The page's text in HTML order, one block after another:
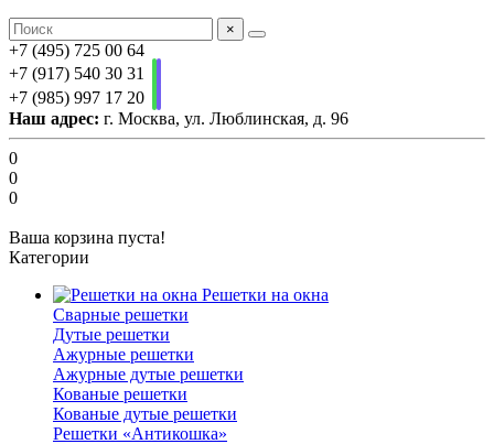
×
+7 (495) 725 00 64
+7 (917) 540 30 31
+7 (985) 997 17 20
Наш адрес: г. Москва, ул. Люблинская, д. 96
0
0
0
Ваша корзина пуста!
Категории
Решетки на окна
Сварные решетки
Дутые решетки
Ажурные решетки
Ажурные дутые решетки
Кованые решетки
Кованые дутые решетки
Решетки «Антикошка»